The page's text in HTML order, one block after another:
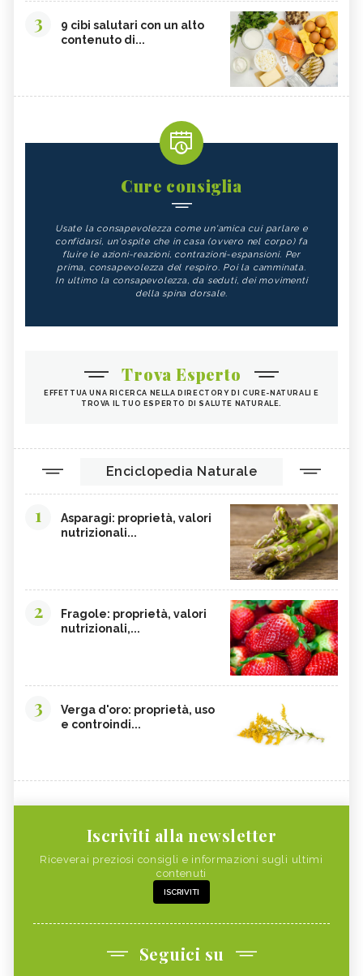
3
9 cibi salutari con un alto
contenuto di...
Cure consiglia
Usate la consapevolezza come un'amica cui parlare e
confidarsi, un'ospite che in casa (ovvero nel corpo) fa
fluire le azioni-reazioni, contrazioni-espansioni. Per
prima, consapevolezza del respiro. Poi la camminata.
In ultimo la consapevolezza, da seduti, dei movimenti
della spina dorsale.
Trova Esperto
EFFETTUA UNA RICERCA NELLA DIRECTORY DI CURE-NATURALI E
TROVA IL TUO ESPERTO DI SALUTE NATURALE.
Enciclopedia Naturale
1
Asparagi: proprietà, valori
nutrizionali...
2
Fragole: proprietà, valori
nutrizionali,...
3
Verga d'oro: proprietà, uso
e controindi...
Iscriviti alla newsletter
Riceverai preziosi consigli e informazioni sugli ultimi
contenuti
ISCRIVITI
Seguici su